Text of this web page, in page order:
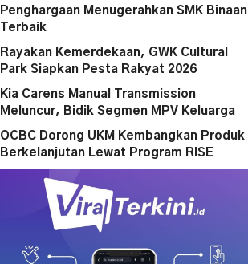
Penghargaan Menugerahkan SMK Binaan
Terbaik
Rayakan Kemerdekaan, GWK Cultural
Park Siapkan Pesta Rakyat 2026
Kia Carens Manual Transmission
Meluncur, Bidik Segmen MPV Keluarga
OCBC Dorong UKM Kembangkan Produk
Berkelanjutan Lewat Program RISE